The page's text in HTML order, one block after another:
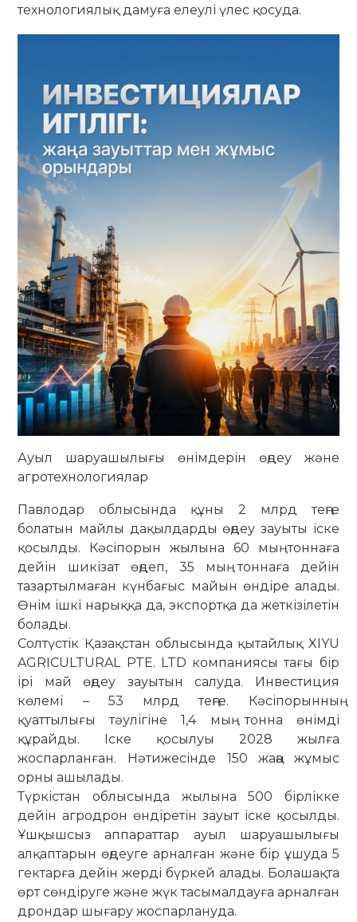
технологиялық дамуға елеулі үлес қосуда.
Ауыл шаруашылығы өнімдерін өңдеу және
агротехнологиялар
Павлодар облысында құны 2 млрд теңге
болатын майлы дақылдарды өңдеу зауыты іске
қосылды. Кәсіпорын жылына 60 мың тоннаға
дейін шикізат өңдеп, 35 мың тоннаға дейін
тазартылмаған күнбағыс майын өндіре алады.
Өнім ішкі нарыққа да, экспортқа да жеткізілетін
болады.
Солтүстік Қазақстан облысында қытайлық XIYU
AGRICULTURAL PTE. LTD компаниясы тағы бір
ірі май өңдеу зауытын салуда. Инвестиция
көлемі – 53 млрд теңге. Кәсіпорынның
қуаттылығы тәулігіне 1,4 мың тонна өнімді
құрайды. Іске қосылуы 2028 жылға
жоспарланған. Нәтижесінде 150 жаңа жұмыс
орны ашылады.
Түркістан облысында жылына 500 бірлікке
дейін агродрон өндіретін зауыт іске қосылды.
Ұшқышсыз аппараттар ауыл шаруашылығы
алқаптарын өңдеуге арналған және бір ұшуда 5
гектарға дейін жерді бүркей алады. Болашақта
өрт сөндіруге және жүк тасымалдауға арналған
дрондар шығару жоспарлануда.